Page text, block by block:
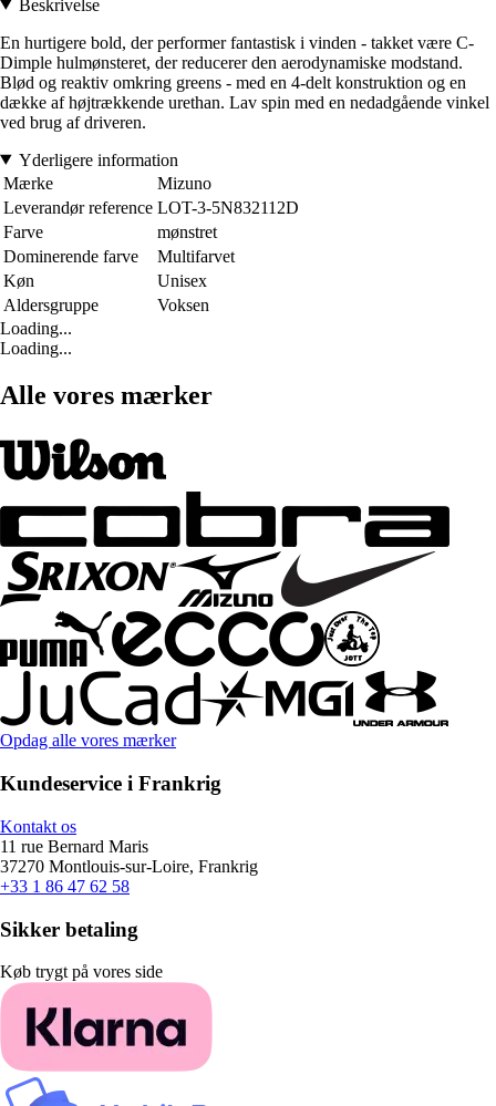
Beskrivelse
En hurtigere bold, der performer fantastisk i vinden - takket være C-
Dimple hulmønsteret, der reducerer den aerodynamiske modstand.
Blød og reaktiv omkring greens - med en 4-delt konstruktion og en
dække af højtrækkende urethan. Lav spin med en nedadgående vinkel
ved brug af driveren.
Yderligere information
Mærke
Mizuno
Leverandør reference LOT-3-5N832112D
Farve
mønstret
Dominerende farve
Multifarvet
Køn
Unisex
Aldersgruppe
Voksen
Loading...
Loading...
Alle vores mærker
Opdag alle vores mærker
Kundeservice i Frankrig
Kontakt os
11 rue Bernard Maris
37270 Montlouis-sur-Loire, Frankrig
+33 1 86 47 62 58
Sikker betaling
Køb trygt på vores side